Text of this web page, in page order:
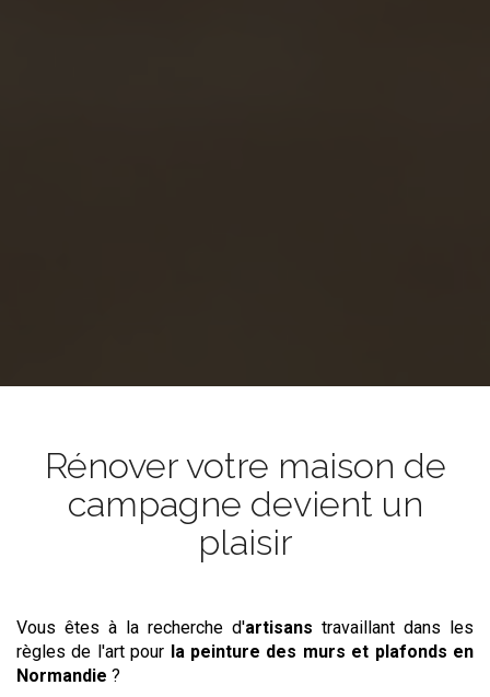
Rénover votre maison de
campagne devient un
plaisir
Vous êtes à la recherche d'artisans travaillant dans les
règles de l'art pour la peinture des murs et plafonds en
Normandie ?